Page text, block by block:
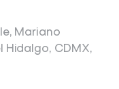
Mariano
Hidalgo, CDMX,